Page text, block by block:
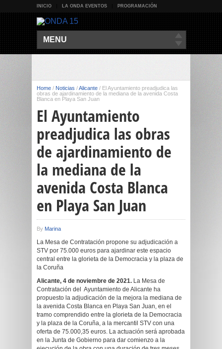
INICIO LA ONDA EVENTOS PROGRAMACIÓN
MENU
Home / Noticias /Alicante / El Ayuntamiento preadjudica las
obras de ajardinamiento de la mediana de la avenida Costa
Blanca en Playa San Juan
El Ayuntamiento
preadjudica las obras
de ajardinamiento de
la mediana de la
avenida Costa Blanca
en Playa San Juan
By Marina
La Mesa de Contratación propone su adjudicación a
STV por 75.000 euros para ajardinar este espacio
central entre la glorieta de la Democracia y la plaza de
la Coruña
Alicante, 4 de noviembre de 2021. La Mesa de
Contratación del Ayuntamiento de Alicante ha
propuesto la adjudicación de la mejora la mediana de
la avenida Costa Blanca en Playa San Juan, en el
tramo comprendido entre la glorieta de la Democracia
y la plaza de la Coruña, a la mercantil STV con una
oferta de 75.000,35 euros. La actuación será aprobada
en la Junta de Gobierno para dar comienzo a la